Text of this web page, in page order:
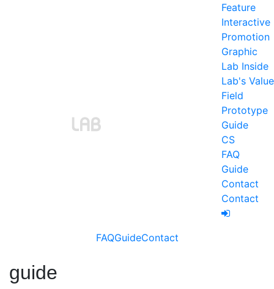
Feature
Interactive
Promotion
Graphic
Lab Inside
Lab's Value
Field
Prototype
Guide
CS
FAQ
Guide
Contact
Contact
FAQGuideContact
guide